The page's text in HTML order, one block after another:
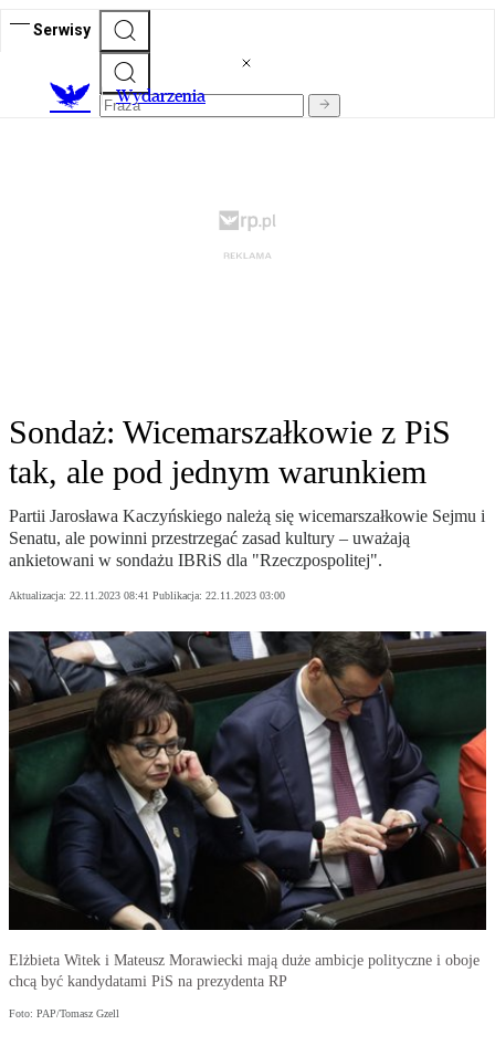
Serwisy
Wydarzenia
Sondaż: Wicemarszałkowie z PiS
tak, ale pod jednym warunkiem
Partii Jarosława Kaczyńskiego należą się wicemarszałkowie Sejmu i
Senatu, ale powinni przestrzegać zasad kultury – uważają
ankietowani w sondażu IBRiS dla "Rzeczpospolitej".
Aktualizacja: 22.11.2023 08:41 Publikacja: 22.11.2023 03:00
Elżbieta Witek i Mateusz Morawiecki mają duże ambicje polityczne i oboje
chcą być kandydatami PiS na prezydenta RP
Foto: PAP/Tomasz Gzell